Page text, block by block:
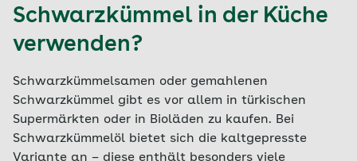
Schwarzkümmel in der Küche
verwenden?
Schwarzkümmelsamen oder gemahlenen
Schwarzkümmel gibt es vor allem in türkischen
Supermärkten oder in Bioläden zu kaufen. Bei
Schwarzkümmelöl bietet sich die kaltgepresste
Variante an – diese enthält besonders viele